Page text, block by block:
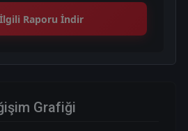
İlgili Raporu İndir
Grafiği